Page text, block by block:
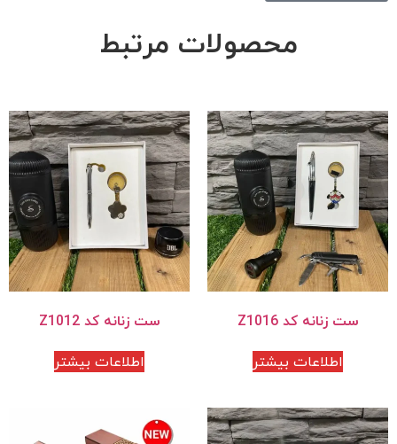
محصولات مرتبط
ست زنانه کد Z1016
اطلاعات بیشتر
ست زنانه کد Z1012
اطلاعات بیشتر